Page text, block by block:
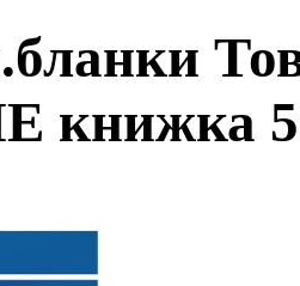
книжка